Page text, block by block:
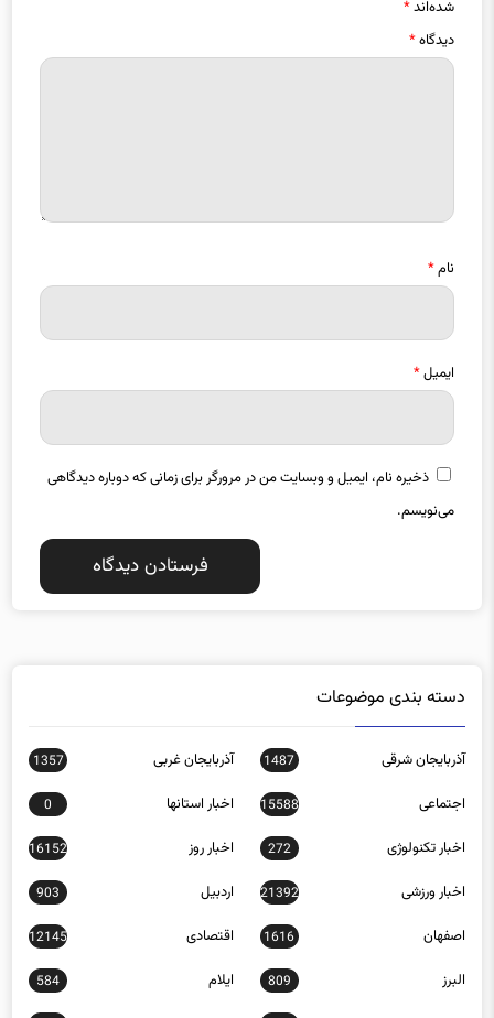
دیدگاه*
ایمیل*
ذخیره نام، ایمیل و وبسایت من در مرورگر برای زمانی که دوباره دیدگاهی
می‌نویسم.
آذربایجان شرقی
اجتماعی 15588 اخبار استانها 0
اخبار تکنولوژی 272 اخبار روز 16152
اخبار ورزشی 21392 اردبیل 903
اصفهان 1616 اقتصادی 12145
البرز 809
584
بازار مالی 32 بوشهر 485